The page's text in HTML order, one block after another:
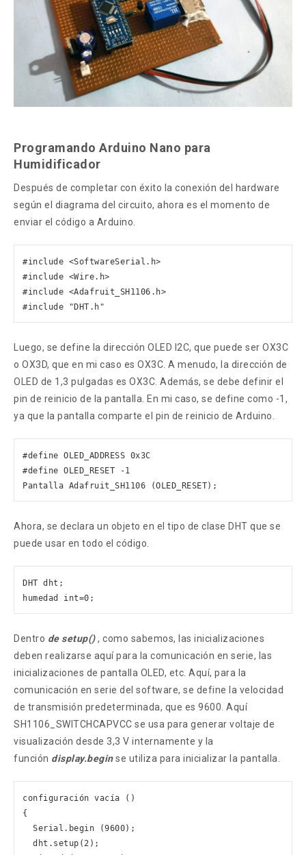
Programando Arduino Nano para
Humidificador
Después de completar con éxito la conexión del hardware
según el diagrama del circuito, ahora es el momento de
enviar el código a Arduino.
#include <SoftwareSerial.h>
#include <Wire.h>
#include <Adafruit_SH1106.h>
#include "DHT.h"
Luego, se define la dirección OLED I2C, que puede ser OX3C
o OX3D, que en mi caso es OX3C. A menudo, la dirección de
OLED de 1,3 pulgadas es OX3C. Además, se debe definir el
pin de reinicio de la pantalla. En mi caso, se define como -1,
ya que la pantalla comparte el pin de reinicio de Arduino.
#define OLED_ADDRESS 0x3C
#define OLED_RESET -1
Pantalla Adafruit_SH1106 (OLED_RESET);
Ahora, se declara un objeto en el tipo de clase DHT que se
puede usar en todo el código.
DHT dht;
humedad int=0;
Dentro de setup(), como sabemos, las inicializaciones
deben realizarse aquí para la comunicación en serie, las
inicializaciones de pantalla OLED, etc. Aquí, para la
comunicación en serie del software, se define la velocidad
de transmisión predeterminada, que es 9600. Aquí
SH1106_SWITCHCAPVCC se usa para generar voltaje de
visualización desde 3,3 V internamente y la
función display.beginse utiliza para inicializar la pantalla.
configuración vacía ()
{